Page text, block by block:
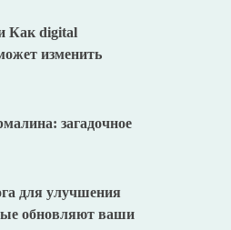
Как digital
изменить
загадочное
для улучшения
обновляют ваши